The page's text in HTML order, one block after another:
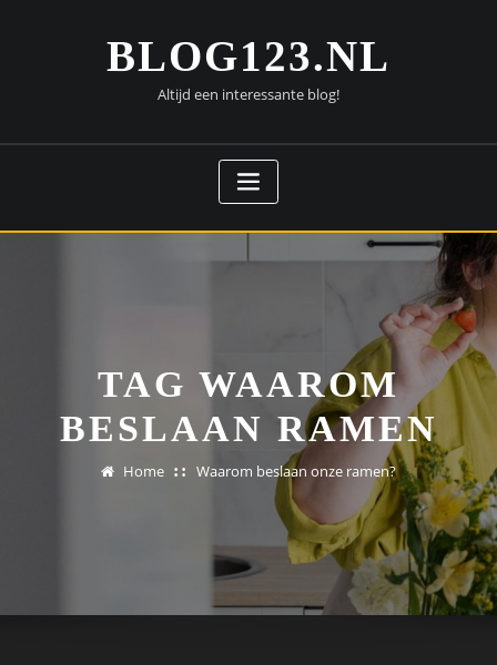
BLOG123.NL
Altijd een interessante blog!
TAG WAAROM
BESLAAN RAMEN
Home Waarom beslaan onze ramen?